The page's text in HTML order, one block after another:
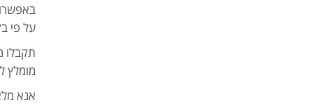
על פי
תקבלו
מומלץ
אנא